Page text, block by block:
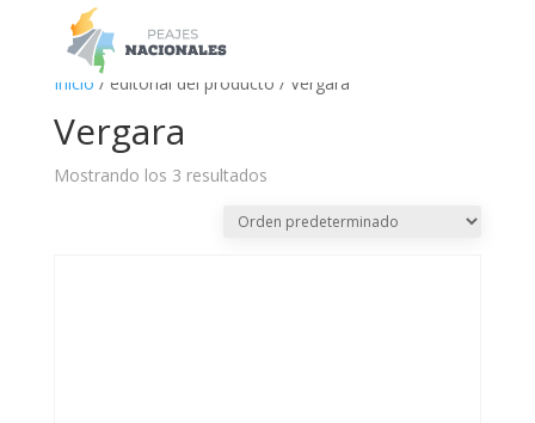
Inicio / editorial del producto / Vergara
Vergara
Mostrando los 3 resultados